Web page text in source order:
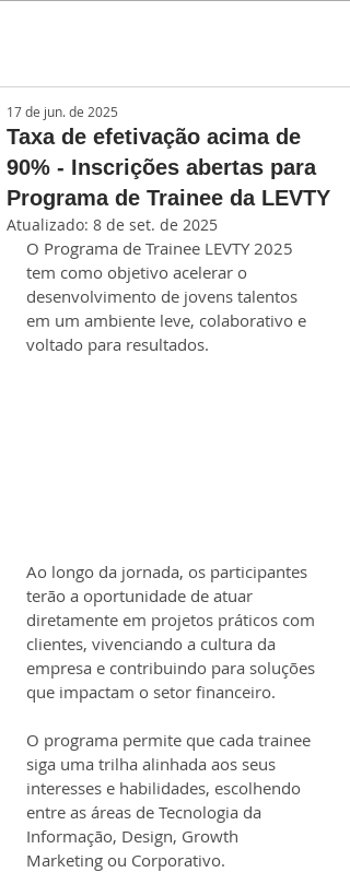
Taxa de efetivação acima de
90% - Inscrições abertas para
Programa de Trainee da LEVTY
17 de jun. de 2025
Atualizado: 8 de set. de 2025
O Programa de Trainee LEVTY 2025
tem como objetivo acelerar o
desenvolvimento de jovens talentos
em um ambiente leve, colaborativo e
voltado para resultados.
Ao longo da jornada, os participantes
terão a oportunidade de atuar
diretamente em projetos práticos com
clientes, vivenciando a cultura da
empresa e contribuindo para soluções
que impactam o setor financeiro.
O programa permite que cada trainee
siga uma trilha alinhada aos seus
interesses e habilidades, escolhendo
entre as áreas de Tecnologia da
Informação, Design, Growth
Marketing ou Corporativo.